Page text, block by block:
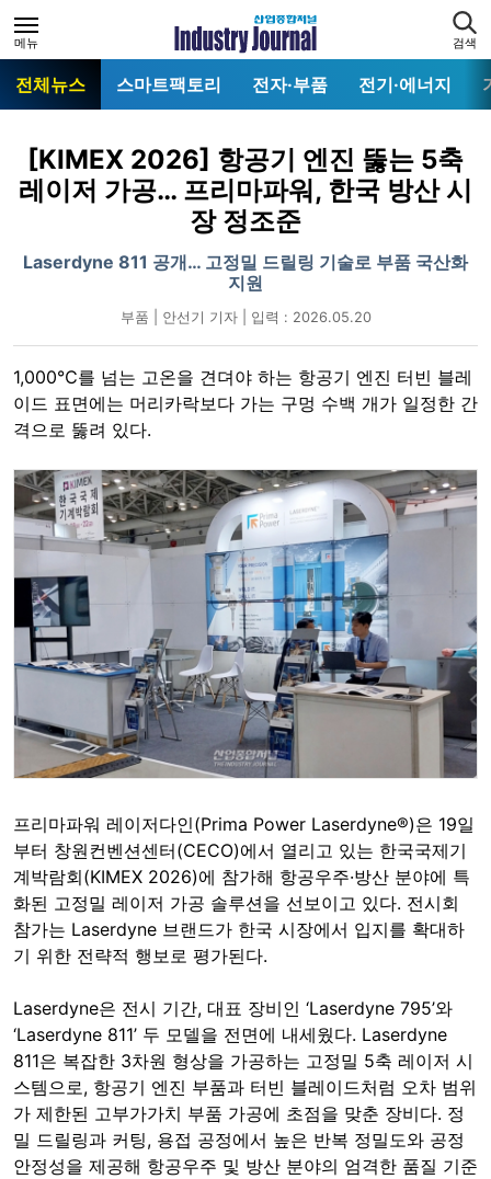
메뉴 검색
전체뉴스 스마트팩토리 전자·부품 전기·에너지
[KIMEX 2026] 항공기 엔진 뚫는 5축
레이저 가공… 프리마파워, 한국 방산 시
장 정조준
Laserdyne 811 공개… 고정밀 드릴링 기술로 부품 국산화
지원
부품 | 안선기 기자 | 입력 : 2026.05.20
1,000℃를 넘는 고온을 견뎌야 하는 항공기 엔진 터빈 블레
이드 표면에는 머리카락보다 가는 구멍 수백 개가 일정한 간
격으로 뚫려 있다.
프리마파워 레이저다인(Prima Power Laserdyne®)은 19일
부터 창원컨벤션센터(CECO)에서 열리고 있는 한국국제기
계박람회(KIMEX 2026)에 참가해 항공우주·방산 분야에 특
화된 고정밀 레이저 가공 솔루션을 선보이고 있다. 전시회
참가는 Laserdyne 브랜드가 한국 시장에서 입지를 확대하
기 위한 전략적 행보로 평가된다.
Laserdyne은 전시 기간, 대표 장비인 ‘Laserdyne 795’와
‘Laserdyne 811’ 두 모델을 전면에 내세웠다. Laserdyne
811은 복잡한 3차원 형상을 가공하는 고정밀 5축 레이저 시
스템으로, 항공기 엔진 부품과 터빈 블레이드처럼 오차 범위
가 제한된 고부가가치 부품 가공에 초점을 맞춘 장비다. 정
밀 드릴링과 커팅, 용접 공정에서 높은 반복 정밀도와 공정
안정성을 제공해 항공우주 및 방산 분야의 엄격한 품질 기준